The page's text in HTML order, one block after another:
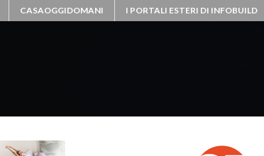
CASAOGGIDOMANI I PORTALI ESTERI DI INFOBUILD